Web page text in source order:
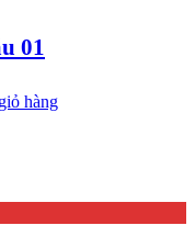
01
hàng